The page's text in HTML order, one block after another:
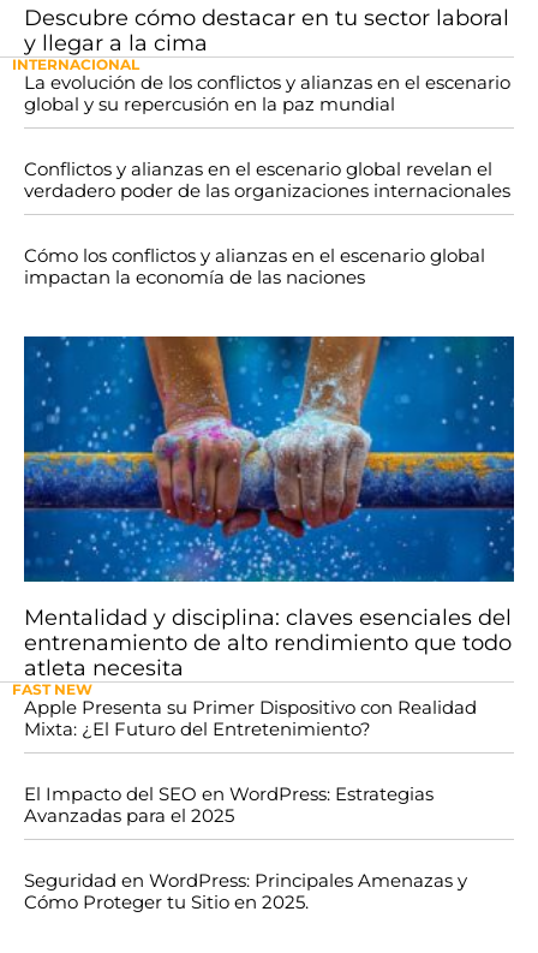
Descubre cómo destacar en tu sector laboral
y llegar a la cima
INTERNACIONAL
La evolución de los conflictos y alianzas en el escenario
global y su repercusión en la paz mundial
Conflictos y alianzas en el escenario global revelan el
verdadero poder de las organizaciones internacionales
Cómo los conflictos y alianzas en el escenario global
impactan la economía de las naciones
Mentalidad y disciplina: claves esenciales del
entrenamiento de alto rendimiento que todo
atleta necesita
FAST NEW
Apple Presenta su Primer Dispositivo con Realidad
Mixta: ¿El Futuro del Entretenimiento?
El Impacto del SEO en WordPress: Estrategias
Avanzadas para el 2025
Seguridad en WordPress: Principales Amenazas y
Cómo Proteger tu Sitio en 2025.